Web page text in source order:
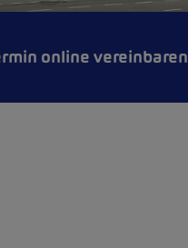
online vereinbaren